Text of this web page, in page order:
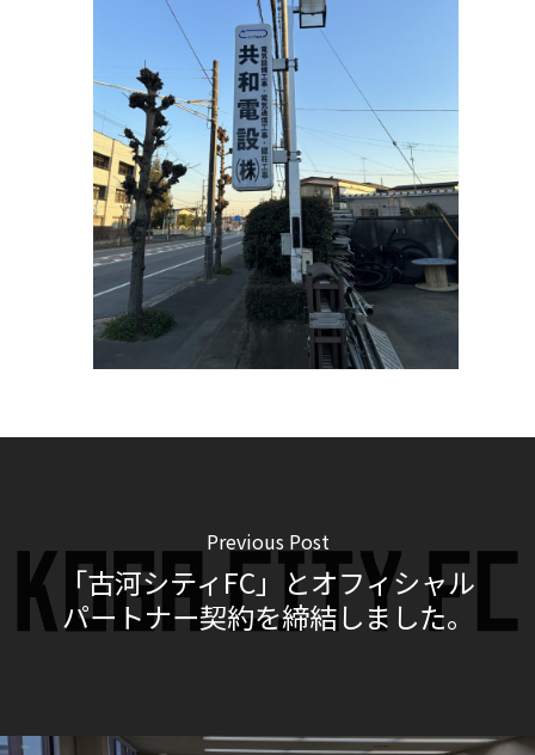
Previous Post
「古河シティFC」とオフィシャル
パートナー契約を締結しました。